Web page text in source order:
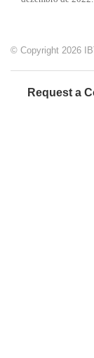
© Copyright 2026
Request a